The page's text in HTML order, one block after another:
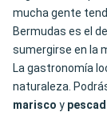
mucha gente
Bermudas es el
sumergirse en la
La gastronomía
naturaleza.
marisco y